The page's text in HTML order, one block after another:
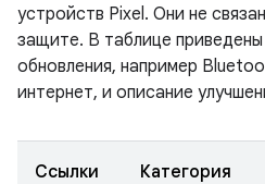
устройств Pixel. Они не
защите. В таблице приведены
обновления, например
интернет, и описание
Ссылки Категория